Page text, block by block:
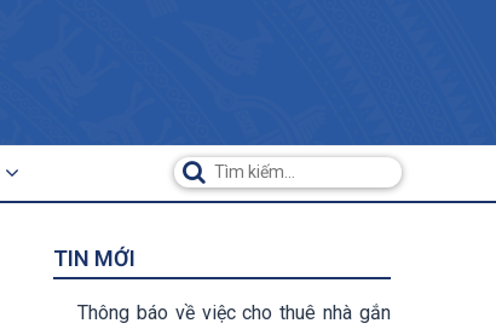
TIN MỚI
Thông báo về việc cho thuê nhà gắn